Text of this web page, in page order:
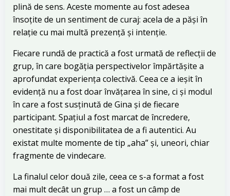
plină de sens. Aceste momente au fost adesea
însoțite de un sentiment de curaj: acela de a păși în
relație cu mai multă prezență și intenție.
Fiecare rundă de practică a fost urmată de reflecții de
grup, în care bogăția perspectivelor împărtășite a
aprofundat experiența colectivă. Ceea ce a ieșit în
evidență nu a fost doar învățarea în sine, ci și modul
în care a fost susținută de Gina și de fiecare
participant. Spațiul a fost marcat de încredere,
onestitate și disponibilitatea de a fi autentici. Au
existat multe momente de tip „aha” și, uneori, chiar
fragmente de vindecare.
La finalul celor două zile, ceea ce s-a format a fost
mai mult decât un grup … a fost un câmp de